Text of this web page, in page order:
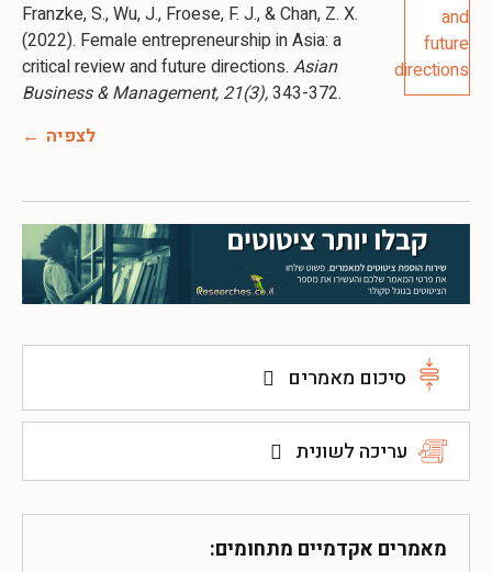
סיכום מאמרים
עריכה לשונית
מאמרים אקדמיים מתחומים:
Franzke, S., Wu, J., Froese, F. J., & Chan, Z. X.
(2022). Female entrepreneurship in Asia: a
critical review and future directions. Asian
Business & Management, 21(3),343-372.
לצפיה